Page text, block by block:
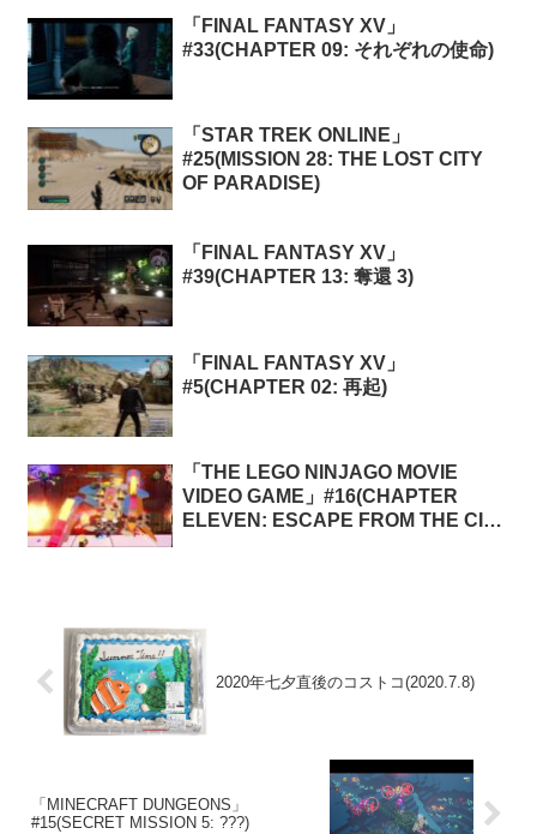
「FINAL FANTASY XV」
#33(CHAPTER 09: それぞれの使命)
「STAR TREK ONLINE」
#25(MISSION 28: THE LOST CITY
OF PARADISE)
「FINAL FANTASY XV」
#39(CHAPTER 13: 奪還 3)
「FINAL FANTASY XV」
#5(CHAPTER 02: 再起)
「THE LEGO NINJAGO MOVIE
VIDEO GAME」#16(CHAPTER
ELEVEN: ESCAPE FROM THE CITY
2020年七夕直後のコストコ(2020.7.8)
「MINECRAFT DUNGEONS」
#15(SECRET MISSION 5: ???)